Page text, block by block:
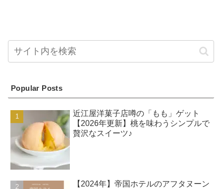
Popular Posts
近江屋洋菓子店噂の「もも」ゲット
【2026年更新】桃を味わうシンプルで
贅沢なスイーツ♪
【2024年】帝国ホテルのアフタヌーン